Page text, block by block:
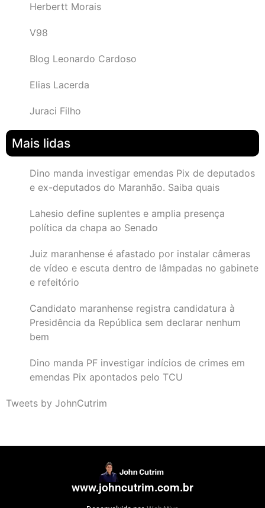
Herbertt Morais
V98
Blog Leonardo Cardoso
Elias Lacerda
Juraci Filho
Mais lidas
Dino manda investigar emendas Pix de deputados
e ex-deputados do Maranhão. Saiba quais
Lahesio define suplentes e amplia presença
política da chapa ao Senado
Juiz maranhense é afastado por instalar câmeras
de vídeo e escuta dentro de lâmpadas no gabinete
e refeitório
Candidato maranhense registra candidatura à
Presidência da República sem declarar nenhum
bem
Dino manda PF investigar indícios de crimes em
emendas Pix apontados pelo TCU
Tweets by JohnCutrim
www.johncutrim.com.br